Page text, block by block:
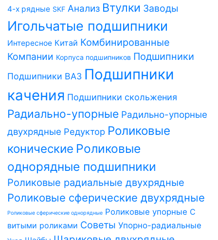
4-х рядные SKF Анализ Втулки Заводы
Игольчатые подшипники
Интересное Китай Комбинированные
Компании Корпуса подшипников Подшипники
Подшипники ВАЗ Подшипники
качения Подшипники скольжения
Радиально-упорные Радильно-упорные
двухрядные Редуктор Роликовые
конические Роликовые
однорядные подшипники
Роликовые радиальные двухрядные
Роликовые сферические двухрядные
Роликовые сферические однорядные Роликовые упорные С
витыми роликами Советы Упорно-радиальные